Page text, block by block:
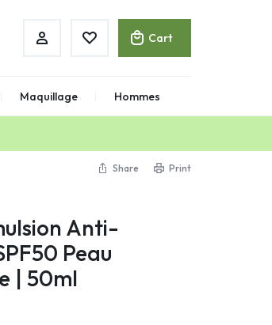
Cart
Maquillage Hommes
Share Print
Anti-
Peau
| 50ml